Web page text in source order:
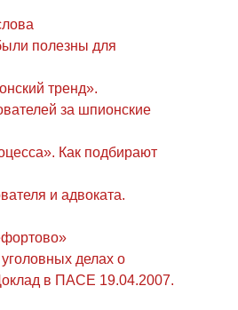
полезны для
тренд».
за шпионские
Как подбирают
и адвоката.
делах о
в ПАСЕ 19.04.2007.